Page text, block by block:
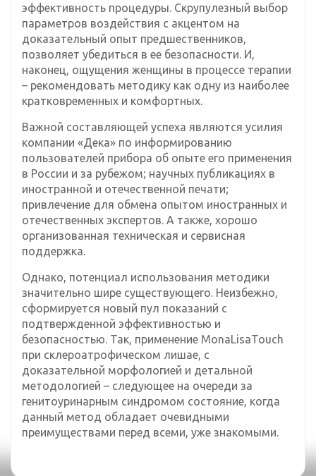
эффективность процедуры. Скрупулезный выбор
параметров воздействия с акцентом на
доказательный опыт предшественников,
позволяет убедиться в ее безопасности. И,
наконец, ощущения женщины в процессе терапии
– рекомендовать методику как одну из наиболее
кратковременных и комфортных.
Важной составляющей успеха являются усилия
компании «Дека» по информированию
пользователей прибора об опыте его применения
в России и за рубежом; научных публикациях в
иностранной и отечественной печати;
привлечение для обмена опытом иностранных и
отечественных экспертов. А также, хорошо
организованная техническая и сервисная
поддержка.
Однако, потенциал использования методики
значительно шире существующего. Неизбежно,
сформируется новый пул показаний с
подтвержденной эффективностью и
безопасностью. Так, применение MonaLisaTouch
при склероатрофическом лишае, с
доказательной морфологией и детальной
методологией – следующее на очереди за
генитоуринарным синдромом состояние, когда
данный метод обладает очевидными
преимуществами перед всеми, уже знакомыми.